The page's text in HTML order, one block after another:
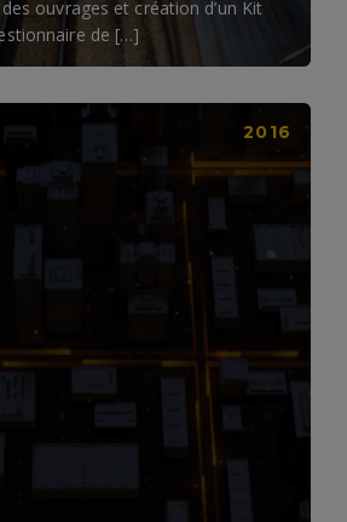
ouvrages et création d’un Kit
de […]
2016